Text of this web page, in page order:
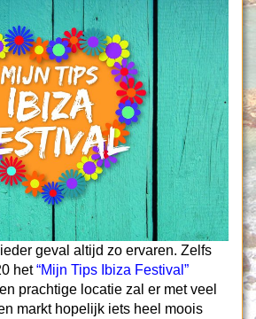
geval altijd zo ervaren. Zelfs
het“Mijn Tips Ibiza Festival”
prachtige locatie zal er met veel
markt hopelijk iets heel moois